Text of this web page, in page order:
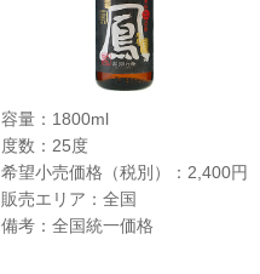
容量：1800ml
度数：25度
希望小売価格（税別）：2,400円
販売エリア：全国
備考：全国統一価格